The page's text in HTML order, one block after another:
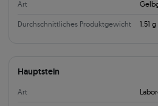
Art
Durchschnittliches Produktgewicht 1.51 g
Hauptstein
Art